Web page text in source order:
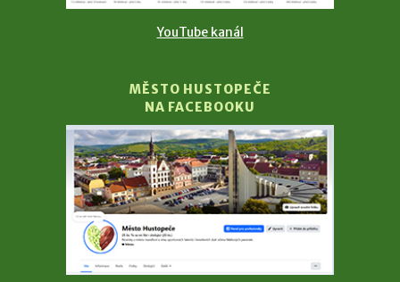
YouTube kanál
MĚSTO HUSTOPEČE
NA FACEBOOKU